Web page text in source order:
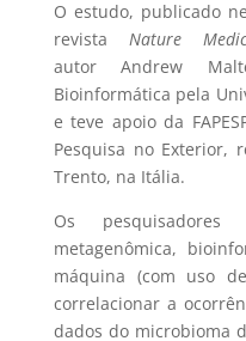
O estudo, publicado
revista Nature
autor Andrew
Bioinformática pela
e teve apoio da
Pesquisa no Exterior,
Trento, na Itália.
Os
metagenômica,
máquina (com uso
correlacionar a
dados do microbioma